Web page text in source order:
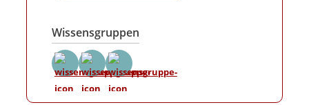
Wissensgruppen